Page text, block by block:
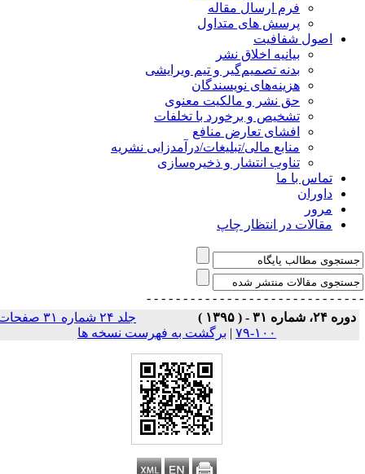
فرم ارسال مقاله
پرسش های متداول
اصول شفافیت
بیانیه اخلاق نشر
بدنه تصمیم‌گیر و تیم ویرایشی
هزینه‌های نویسندگان
حق نشر و مالکیت معنوی
تشخیص و برخورد با تخلفات
افشای تعارض منافع
منابع مالی/تبلیغات/درآمدزایی نشریه
تناوب انتشار و ذخیره‌سازی
تماس با ما
داوران
مرور
مقالات در انتظار چاپ
- - - - - - - - - - - - -
- - - - - - - - - - - - - - -
دوره ۲۴، شماره ۳۱ - ( ۱۳۹۵ )
جلد ۲۴ شماره ۳۱ صفحات
۱۰۰-۷۹
|برگشت به فهرست نسخه ها